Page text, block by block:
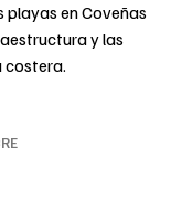
en Coveñas
y las
costera.